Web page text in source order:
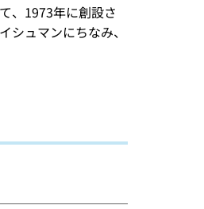
、1973年に創設さ
ュマンにちなみ、